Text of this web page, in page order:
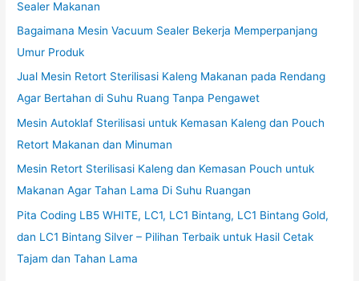
Sealer Makanan
Bagaimana Mesin Vacuum Sealer Bekerja Memperpanjang
Umur Produk
Jual Mesin Retort Sterilisasi Kaleng Makanan pada Rendang
Agar Bertahan di Suhu Ruang Tanpa Pengawet
Mesin Autoklaf Sterilisasi untuk Kemasan Kaleng dan Pouch
Retort Makanan dan Minuman
Mesin Retort Sterilisasi Kaleng dan Kemasan Pouch untuk
Makanan Agar Tahan Lama Di Suhu Ruangan
Pita Coding LB5 WHITE, LC1, LC1 Bintang, LC1 Bintang Gold,
dan LC1 Bintang Silver – Pilihan Terbaik untuk Hasil Cetak
Tajam dan Tahan Lama